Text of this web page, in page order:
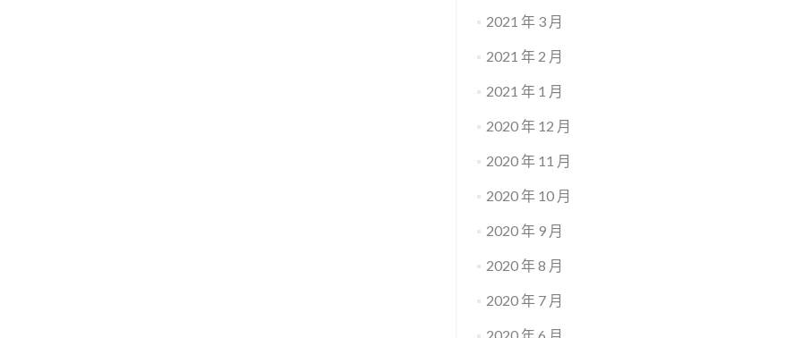
2021 年 3 月
2021 年 2 月
2021 年 1 月
2020 年 12 月
2020 年 11 月
2020 年 10 月
2020 年 9 月
2020 年 8 月
2020 年 7 月